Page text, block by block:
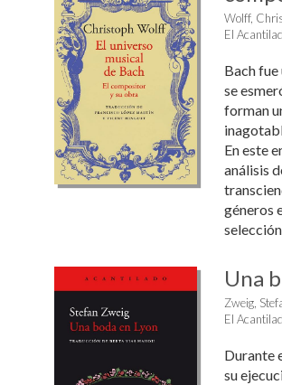
Wolff,
El
Bach
se
forman
En este
análisis
géneros
Una
Zweig,
El
Durante
su